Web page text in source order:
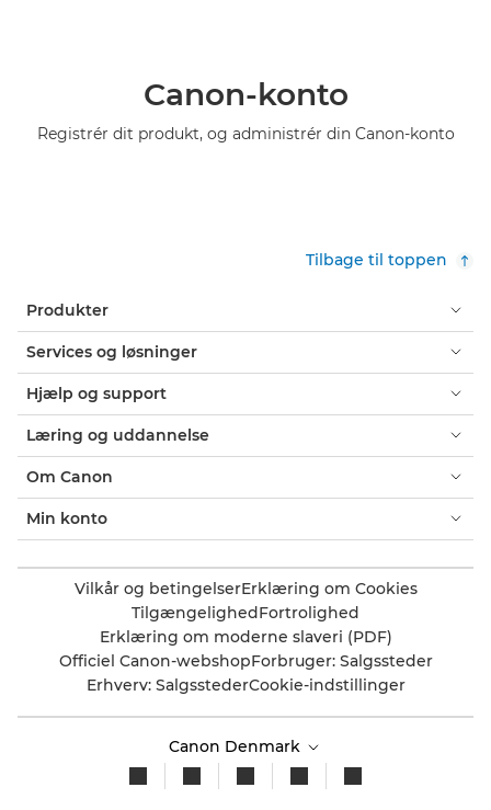
Canon-konto
Registrér dit produkt, og administrér din Canon-konto
Tilbage til toppen
Produkter
Services og løsninger
Hjælp og support
Læring og uddannelse
Om Canon
Min konto
Vilkår og betingelserErklæring om Cookies
TilgængelighedFortrolighed
Erklæring om moderne slaveri (PDF)
Officiel Canon-webshopForbruger: Salgssteder
Erhverv: SalgsstederCookie-indstillinger
Canon Denmark